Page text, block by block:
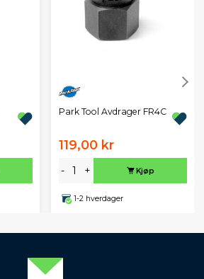
Park Tool Avdrager FR4C
119,00 kr
- + Kjøp
1-2 hverdager